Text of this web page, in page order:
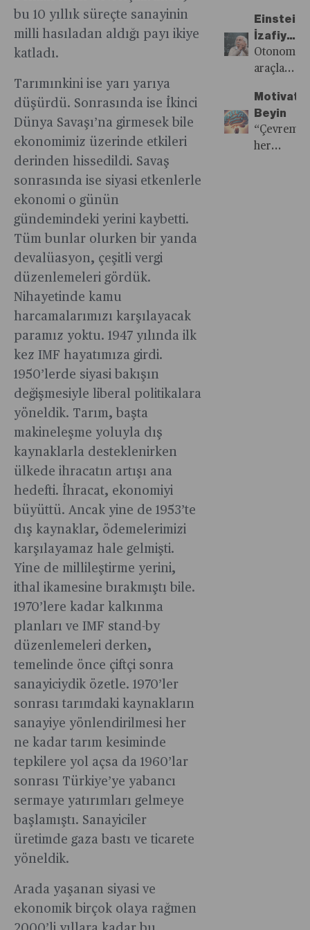
bu 10 yıllık süreçte sanayinin
milli hasıladan aldığı payı ikiye
katladı.
Tarımınkini ise yarı yarıya
düşürdü. Sonrasında ise İkinci
Dünya Savaşı’na girmesek bile
ekonomimiz üzerinde etkileri
derinden hissedildi. Savaş
sonrasında ise siyasi etkenlerle
ekonomi o günün
gündemindeki yerini kaybetti.
Tüm bunlar olurken bir yanda
devalüasyon, çeşitli vergi
düzenlemeleri gördük.
Nihayetinde kamu
harcamalarımızı karşılayacak
paramız yoktu. 1947 yılında ilk
kez IMF hayatımıza girdi.
1950’lerde siyasi bakışın
değişmesiyle liberal politikalara
yöneldik. Tarım, başta
makineleşme yoluyla dış
kaynaklarla desteklenirken
ülkede ihracatın artışı ana
hedefti. İhracat, ekonomiyi
büyüttü. Ancak yine de 1953’te
dış kaynaklar, ödemelerimizi
karşılayamaz hale gelmişti.
Yine de millileştirme yerini,
ithal ikamesine bırakmıştı bile.
1970’lere kadar kalkınma
planları ve IMF stand-by
düzenlemeleri derken,
temelinde önce çiftçi sonra
sanayiciydik özetle. 1970’ler
sonrası tarımdaki kaynakların
sanayiye yönlendirilmesi her
ne kadar tarım kesiminde
tepkilere yol açsa da 1960’lar
sonrası Türkiye’ye yabancı
sermaye yatırımları gelmeye
başlamıştı. Sanayiciler
üretimde gaza bastı ve ticarete
yöneldik.
Arada yaşanan siyasi ve
ekonomik birçok olaya rağmen
ödeme
sonrası
3 yıl
sistemde
kalma
gibi
şartları
ancak
duruma
da
uyum
bıçakla
gibi
Piyasanın
kendi
oluyor
kalmanın
anahtarı
devam
ediyor.
oranı
yüzde
26. Bu
oran ile
içinde
son
sırada
yer
Turuna
Dönüştü
rüzgarları,
akıntılar,
otopilot
arızaları,
Karayip
Adaları’nın
masmavi
sularında
Einstein:
İzafiyet
Teorisi
ve
Araçlar
Otonom
araçların
başlanması
ve
zaman
Beyin
her